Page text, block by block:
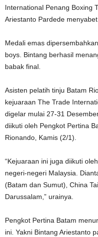
International Penang Boxing
Ariestanto Pardede
Medali emas
boys. Bintang berhasil
babak final.
Asisten pelatih tinju Batam
kejuaraan The Trade
digelar mulai 27-31
diikuti oleh Pengkot Pertina
Rionando, Kamis (2/1).
“Kejuaraan ini juga diikuti
negeri-negeri Malaysia.
(Batam dan Sumut), China
Darussalam,” urainya.
Pengkot Pertina Batam
ini. Yakni Bintang Ariestanto